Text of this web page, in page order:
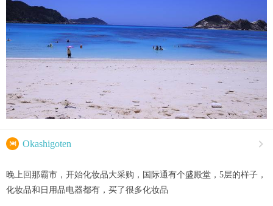
 Okashigoten 
晚上回那霸市，开始化妆品大采购，国际通有个盛殿堂，5层的样子，
化妆品和日用品电器都有，买了很多化妆品